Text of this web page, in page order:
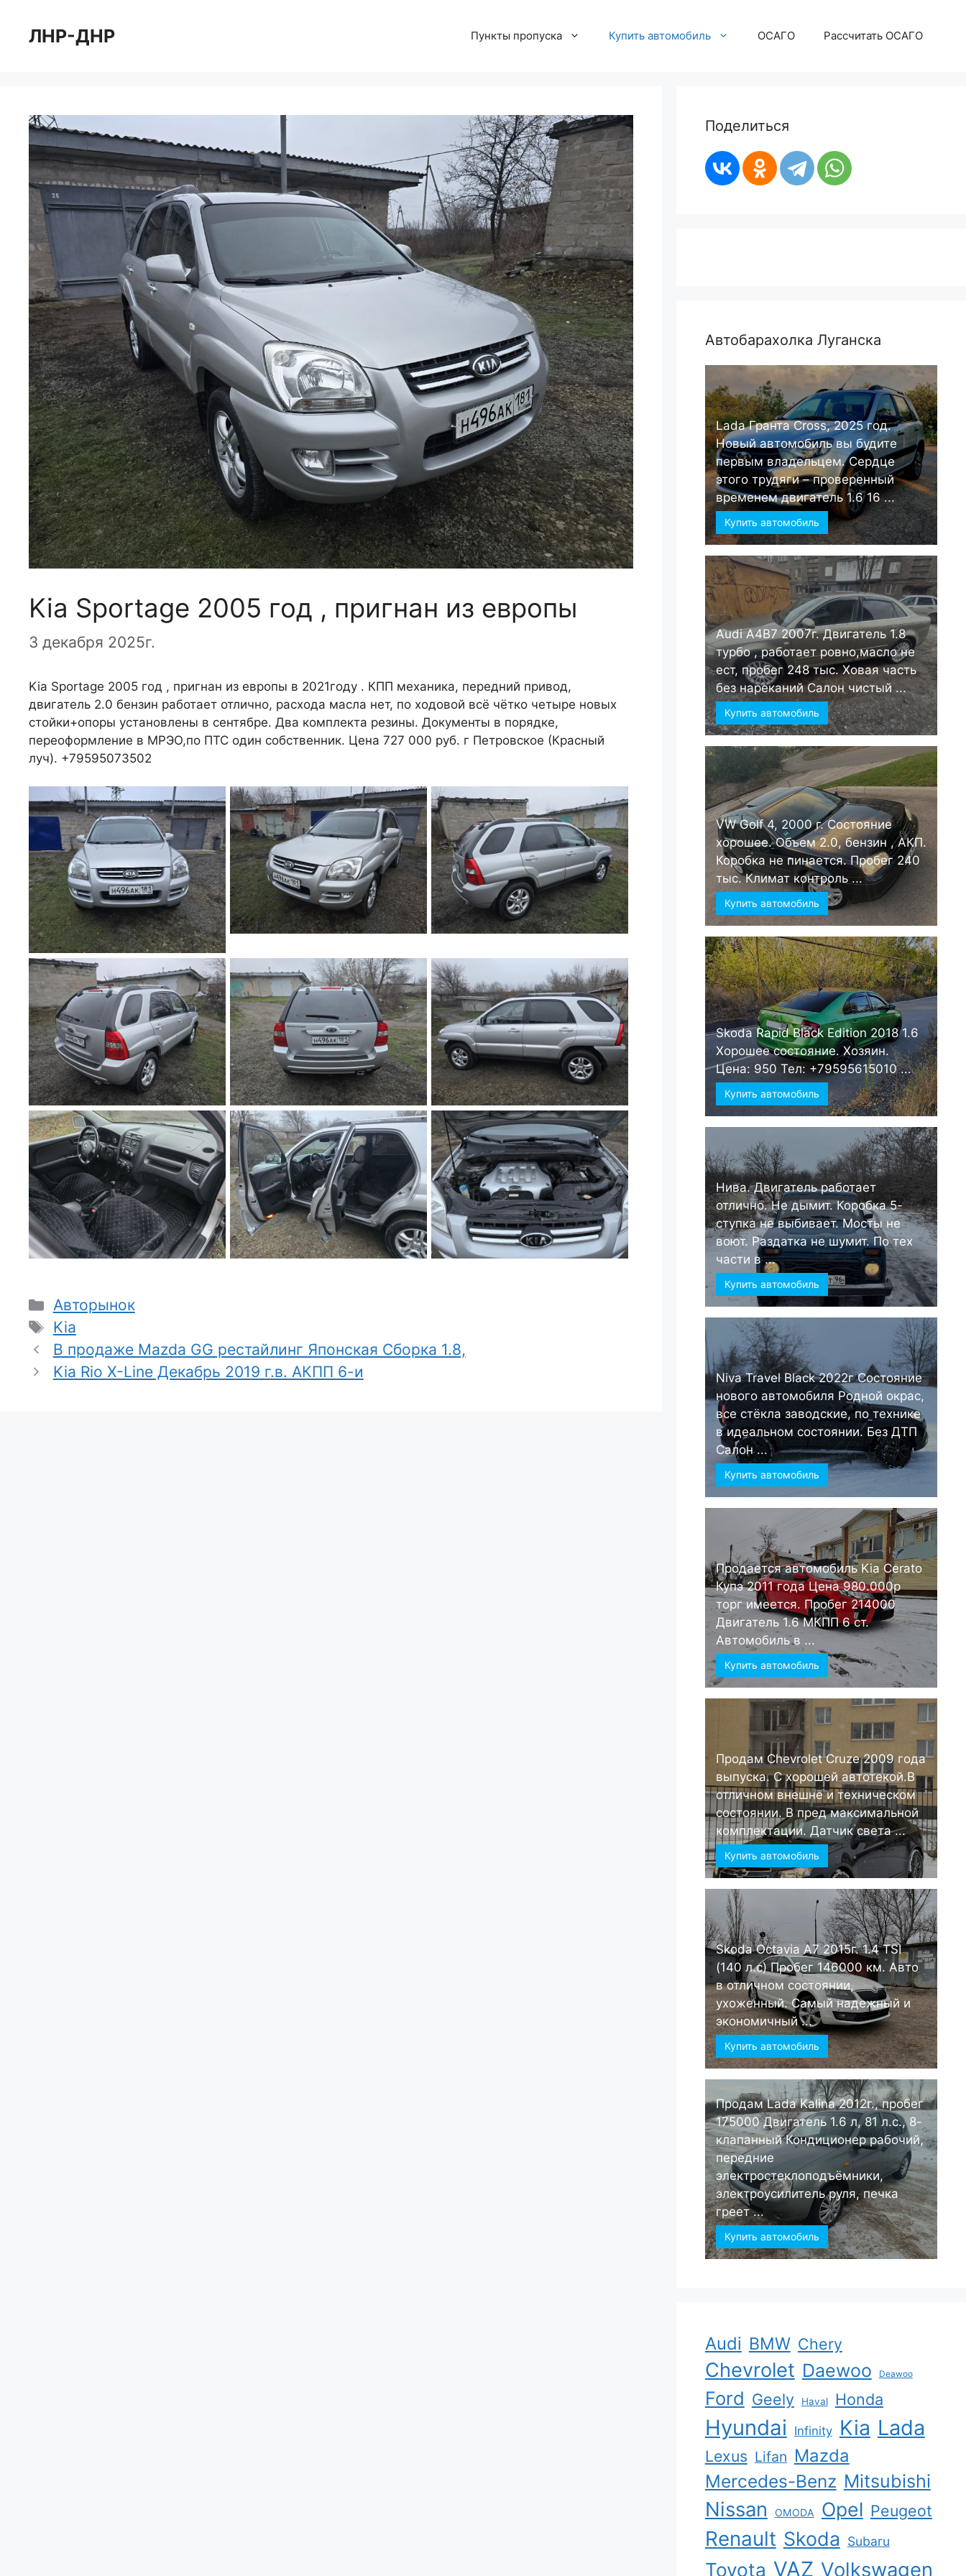
содержимому
ЛНР-ДНР Пункты пропуска Купить автомобиль ОСАГО Рассчитать ОСАГО
Kia Sportage 2005 год , пригнан из европы
3 декабря 2025г.
Kia Sportage 2005 год , пригнан из европы в 2021году . КПП механика, передний привод,
двигатель 2.0 бензин работает отлично, расхода масла нет, по ходовой всё чётко четыре новых
стойки+опоры установлены в сентябре. Два комплекта резины. Документы в порядке,
переоформление в МРЭО,по ПТС один собственник. Цена 727 000 руб. г Петровское (Красный
луч). +79595073502
Рубрики
Авторынок
Метки
Kia
В продаже Mazda GG рестайлинг Японская Сборка 1.8,
Kia Rio X-Line Декабрь 2019 г.в. АКПП 6-и
Поделиться
Автобарахолка Луганска
Lada Гранта Cross, 2025 год.
Новый автомобиль вы будите
первым владельцем. Сердце
этого трудяги – проверенный
временем двигатель 1.6 16 ...
Купить автомобиль
Audi А4B7 2007г. Двигатель 1.8
турбо , работает ровно,масло не
ест, пробег 248 тыс. Ховая часть
без нареканий Салон чистый ...
Купить автомобиль
VW Golf 4, 2000 г. Состояние
хорошее. Объем 2.0, бензин , АКП.
Коробка не пинается. Пробег 240
тыс. Климат контроль ...
Купить автомобиль
Skoda Rapid Black Edition 2018 1.6
Хорошее состояние. Хозяин.
Цена: 950 Тел: +79595615010 ...
Купить автомобиль
Нива. Двигатель работает
отлично. Не дымит. Коробка 5-
ступка не выбивает. Мосты не
воют. Раздатка не шумит. По тех
части в ...
Купить автомобиль
Niva Travel Black 2022г Состояние
нового автомобиля Родной окрас,
все стёкла заводские, по технике
в идеальном состоянии. Без ДТП
Салон ...
Купить автомобиль
Продается автомобиль Kia Cerato
Купэ 2011 года Цена 980.000р
торг имеется. Пробег 214000
Двигатель 1.6 МКПП 6 ст.
Автомобиль в ...
Купить автомобиль
Продам Chevrolet Cruze 2009 года
выпуска. С хорошей автотекой.В
отличном внешне и техническом
состоянии. В пред максимальной
комплектации. Датчик света ...
Купить автомобиль
Skoda Octavia А7 2015г. 1.4 TSI
(140 л.с) Пробег 146000 км. Авто
в отличном состоянии,
ухоженный. Самый надежный и
экономичный ...
Купить автомобиль
Продам Lada Kalina 2012г., пробег
175000 Двигатель 1.6 л, 81 л.с., 8-
клапанный Кондиционер рабочий,
передние
электростеклоподъёмники,
электроусилитель руля, печка
греет ...
Купить автомобиль
Audi BMW Chery
Chevrolet Daewoo Deawoo
Ford Geely Haval Honda
Hyundai Infinity Kia Lada
Lexus Lifan Mazda
Mercedes-Benz Mitsubishi
Nissan OMODA Opel Peugeot
Renault Skoda Subaru
Toyota VAZ Volkswagen